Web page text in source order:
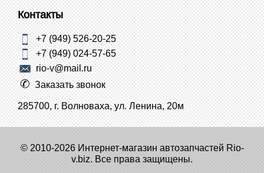
Контакты
+7 (949) 526-20-25
+7 (949) 024-57-65
rio-v@mail.ru
Заказать звонок
285700, г. Волноваха, ул. Ленина, 20м
© 2010-2026 Интернет-магазин автозапчастей Rio-
v.biz. Все права защищены.